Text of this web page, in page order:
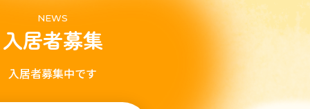
NEWS
入居者募集
入居者募集中です